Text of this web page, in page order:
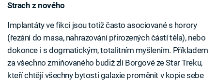
Strach z nového
Implantáty ve fikci jsou totiž často asociované s horory
(řezání do masa, nahrazování přirozených částí těla), nebo
dokonce i s dogmatickým, totalitním myšlením. Příkladem
za všechno zmiňovaného budiž zlí Borgové ze Star Treku,
kteří chtějí všechny bytosti galaxie proměnit v kopie sebe